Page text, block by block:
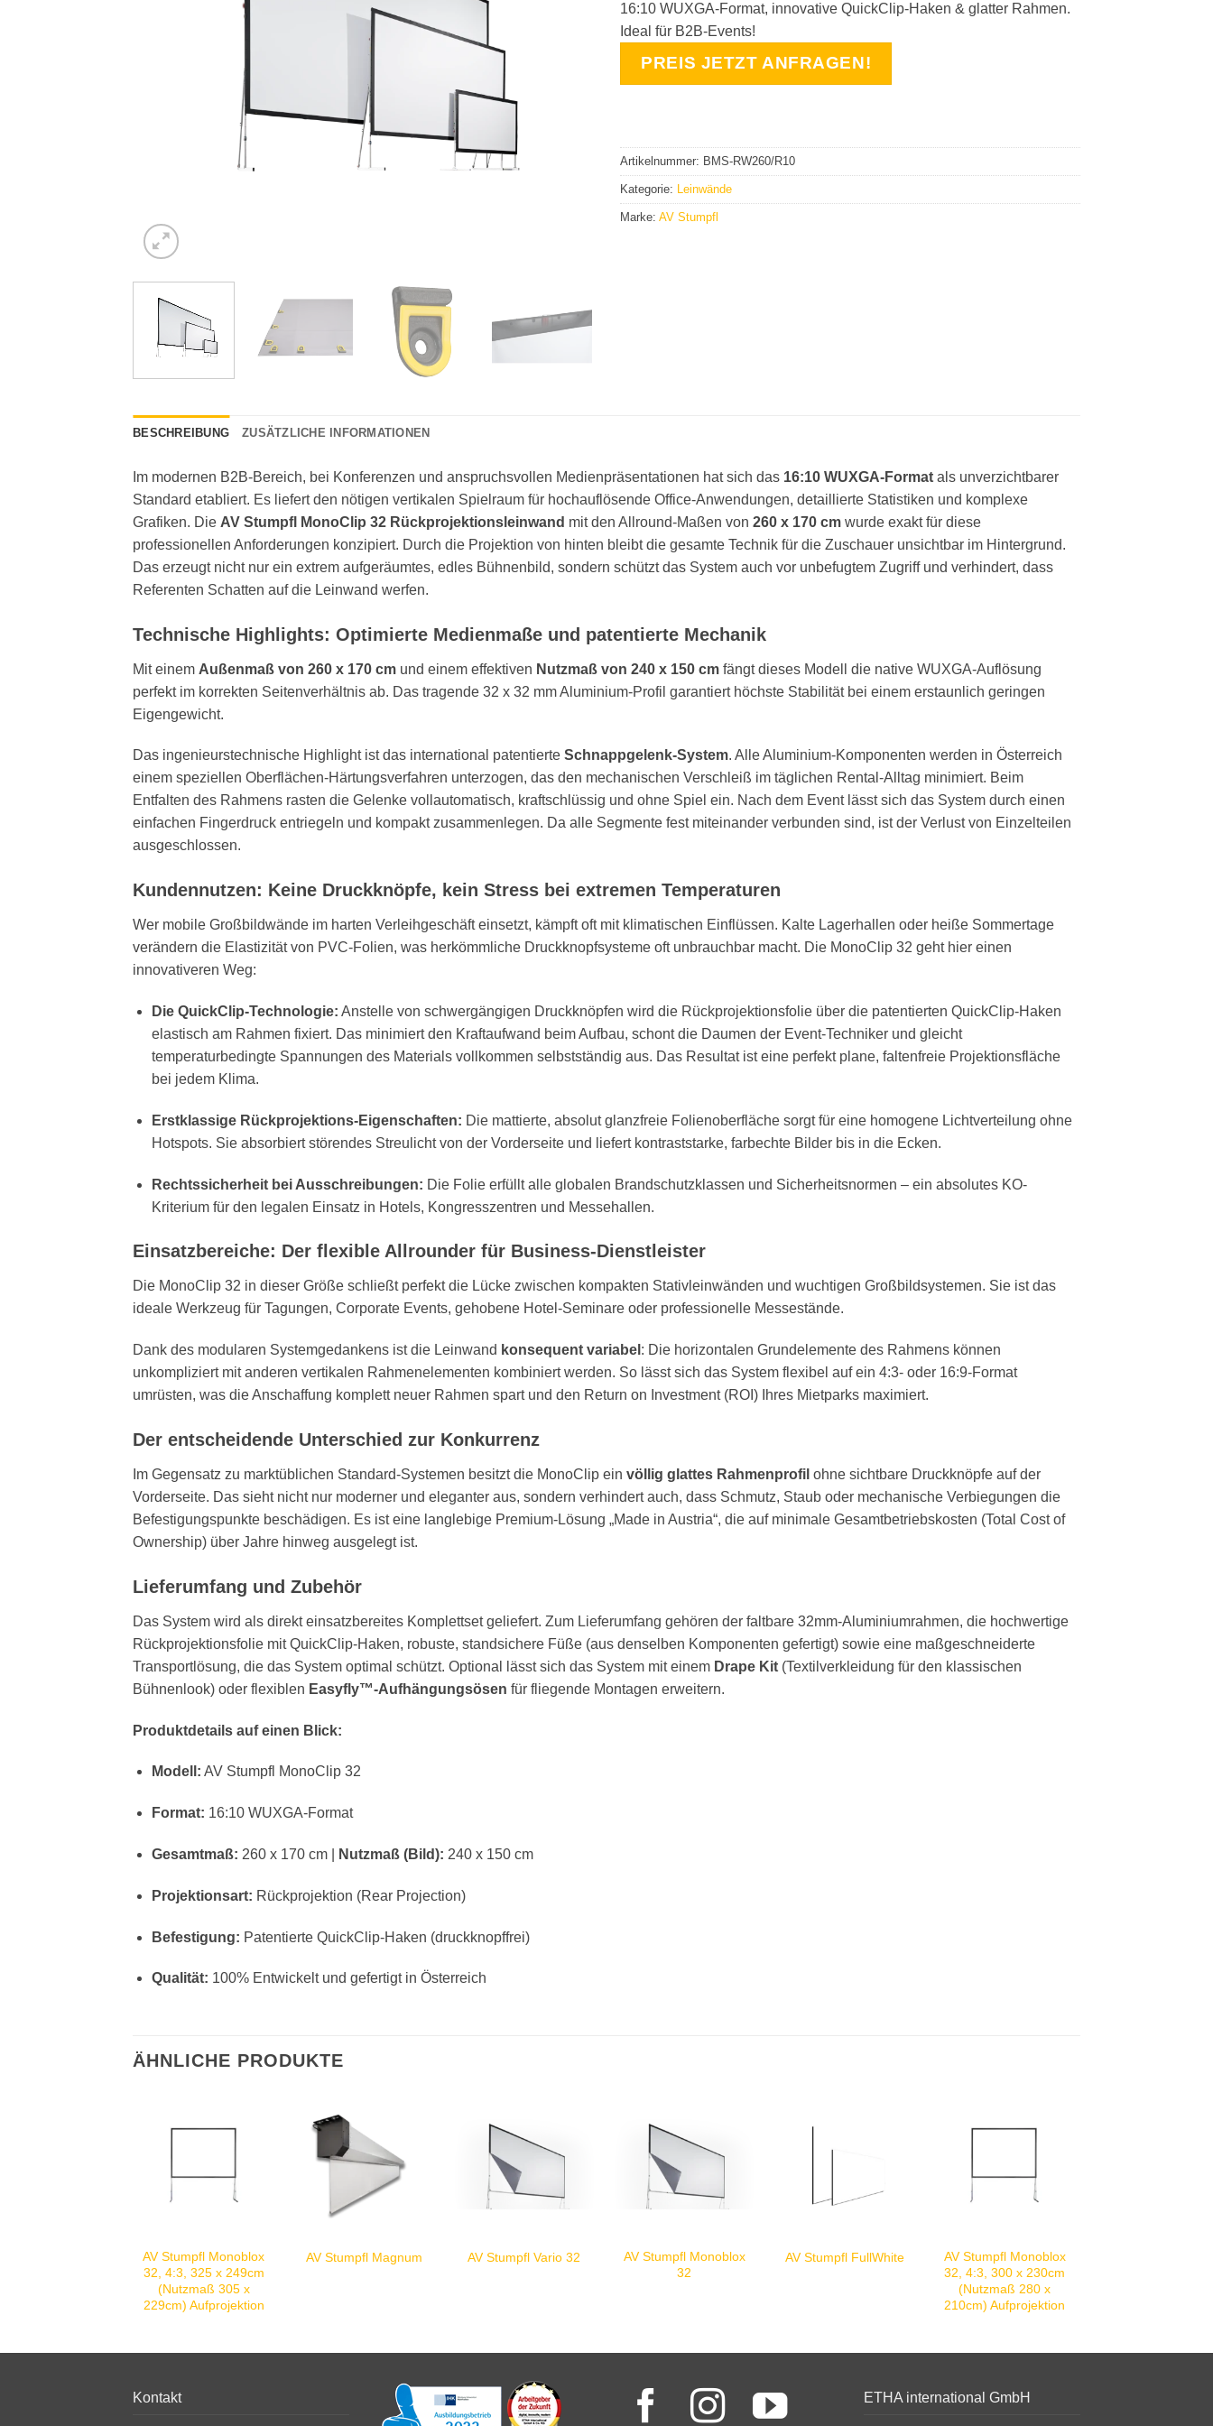
16:10 WUXGA-Format, innovative QuickClip-Haken & glatter Rahmen.
Ideal für B2B-Events!
PREIS JETZT ANFRAGEN!
Artikelnummer: BMS-RW260/R10
Kategorie: Leinwände
Marke: AV Stumpfl
BESCHREIBUNG ZUSÄTZLICHE INFORMATIONEN
Im modernen B2B-Bereich, bei Konferenzen und anspruchsvollen Medienpräsentationen hat sich das 16:10 WUXGA-Format als unverzichtbarer
Standard etabliert. Es liefert den nötigen vertikalen Spielraum für hochauflösende Office-Anwendungen, detaillierte Statistiken und komplexe
Grafiken. Die AV Stumpfl MonoClip 32 Rückprojektionsleinwand mit den Allround-Maßen von 260 x 170 cm wurde exakt für diese
professionellen Anforderungen konzipiert. Durch die Projektion von hinten bleibt die gesamte Technik für die Zuschauer unsichtbar im Hintergrund.
Das erzeugt nicht nur ein extrem aufgeräumtes, edles Bühnenbild, sondern schützt das System auch vor unbefugtem Zugriff und verhindert, dass
Referenten Schatten auf die Leinwand werfen.
Technische Highlights: Optimierte Medienmaße und patentierte Mechanik
Mit einem Außenmaß von 260 x 170 cm und einem effektiven Nutzmaß von 240 x 150 cm fängt dieses Modell die native WUXGA-Auflösung
perfekt im korrekten Seitenverhältnis ab. Das tragende 32 x 32 mm Aluminium-Profil garantiert höchste Stabilität bei einem erstaunlich geringen
Eigengewicht.
Das ingenieurstechnische Highlight ist das international patentierte Schnappgelenk-System. Alle Aluminium-Komponenten werden in Österreich
einem speziellen Oberflächen-Härtungsverfahren unterzogen, das den mechanischen Verschleiß im täglichen Rental-Alltag minimiert. Beim
Entfalten des Rahmens rasten die Gelenke vollautomatisch, kraftschlüssig und ohne Spiel ein. Nach dem Event lässt sich das System durch einen
einfachen Fingerdruck entriegeln und kompakt zusammenlegen. Da alle Segmente fest miteinander verbunden sind, ist der Verlust von Einzelteilen
ausgeschlossen.
Kundennutzen: Keine Druckknöpfe, kein Stress bei extremen Temperaturen
Wer mobile Großbildwände im harten Verleihgeschäft einsetzt, kämpft oft mit klimatischen Einflüssen. Kalte Lagerhallen oder heiße Sommertage
verändern die Elastizität von PVC-Folien, was herkömmliche Druckknopfsysteme oft unbrauchbar macht. Die MonoClip 32 geht hier einen
innovativeren Weg:
Die QuickClip-Technologie: Anstelle von schwergängigen Druckknöpfen wird die Rückprojektionsfolie über die patentierten QuickClip-Haken
elastisch am Rahmen fixiert. Das minimiert den Kraftaufwand beim Aufbau, schont die Daumen der Event-Techniker und gleicht
temperaturbedingte Spannungen des Materials vollkommen selbstständig aus. Das Resultat ist eine perfekt plane, faltenfreie Projektionsfläche
bei jedem Klima.
Erstklassige Rückprojektions-Eigenschaften: Die mattierte, absolut glanzfreie Folienoberfläche sorgt für eine homogene Lichtverteilung ohne
Hotspots. Sie absorbiert störendes Streulicht von der Vorderseite und liefert kontraststarke, farbechte Bilder bis in die Ecken.
Rechtssicherheit bei Ausschreibungen: Die Folie erfüllt alle globalen Brandschutzklassen und Sicherheitsnormen – ein absolutes KO-
Kriterium für den legalen Einsatz in Hotels, Kongresszentren und Messehallen.
Einsatzbereiche: Der flexible Allrounder für Business-Dienstleister
Die MonoClip 32 in dieser Größe schließt perfekt die Lücke zwischen kompakten Stativleinwänden und wuchtigen Großbildsystemen. Sie ist das
ideale Werkzeug für Tagungen, Corporate Events, gehobene Hotel-Seminare oder professionelle Messestände.
Dank des modularen Systemgedankens ist die Leinwand konsequent variabel : Die horizontalen Grundelemente des Rahmens können
unkompliziert mit anderen vertikalen Rahmenelementen kombiniert werden. So lässt sich das System flexibel auf ein 4:3- oder 16:9-Format
umrüsten, was die Anschaffung komplett neuer Rahmen spart und den Return on Investment (ROI) Ihres Mietparks maximiert.
Der entscheidende Unterschied zur Konkurrenz
Im Gegensatz zu marktüblichen Standard-Systemen besitzt die MonoClip ein völlig glattes Rahmenprofil ohne sichtbare Druckknöpfe auf der
Vorderseite. Das sieht nicht nur moderner und eleganter aus, sondern verhindert auch, dass Schmutz, Staub oder mechanische Verbiegungen die
Befestigungspunkte beschädigen. Es ist eine langlebige Premium-Lösung „Made in Austria“, die auf minimale Gesamtbetriebskosten (Total Cost of
Ownership) über Jahre hinweg ausgelegt ist.
Lieferumfang und Zubehör
Das System wird als direkt einsatzbereites Komplettset geliefert. Zum Lieferumfang gehören der faltbare 32mm-Aluminiumrahmen, die hochwertige
Rückprojektionsfolie mit QuickClip-Haken, robuste, standsichere Füße (aus denselben Komponenten gefertigt) sowie eine maßgeschneiderte
Transportlösung, die das System optimal schützt. Optional lässt sich das System mit einem Drape Kit (Textilverkleidung für den klassischen
Bühnenlook) oder flexiblen Easyfly™-Aufhängungsösen für fliegende Montagen erweitern.
Produktdetails auf einen Blick:
Modell: AV Stumpfl MonoClip 32
Format: 16:10 WUXGA-Format
Gesamtmaß: 260 x 170 cm | Nutzmaß (Bild): 240 x 150 cm
Projektionsart: Rückprojektion (Rear Projection)
Befestigung: Patentierte QuickClip-Haken (druckknopffrei)
Qualität: 100% Entwickelt und gefertigt in Österreich
ÄHNLICHE PRODUKTE
AV Stumpfl Monoblox
32, 4:3, 325 x 249cm
(Nutzmaß 305 x
229cm) Aufprojektion
AV Stumpfl Magnum AV Stumpfl Vario 32
AV Stumpfl Monoblox
32
AV Stumpfl FullWhite
AV Stumpfl Monoblox
32, 4:3, 300 x 230cm
(Nutzmaß 280 x
210cm) Aufprojektion
Kontakt ETHA international GmbH